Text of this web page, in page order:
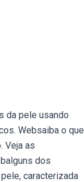
da pele usando
Websaiba o que
Veja as
dos
caracterizada